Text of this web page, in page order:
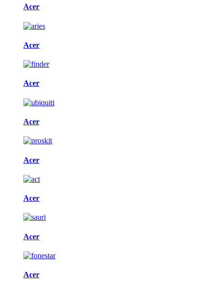
Acer
Acer
Acer
Acer
Acer
Acer
Acer
Acer